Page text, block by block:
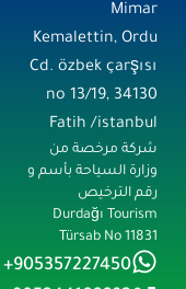
Mimar
Kemalettin, Ordu
Cd. özbek çarşısı
no 13/19, 34130
Fatih /istanbul
شركة مرخصة من
وزارة السياحة بأسم و
رقم الترخيص
Durdağı Tourism
Türsab No 11831
905357227450+